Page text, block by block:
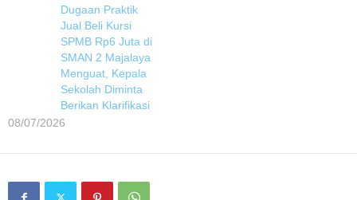
Dugaan Praktik
Jual Beli Kursi
SPMB Rp6 Juta di
SMAN 2 Majalaya
Menguat, Kepala
Sekolah Diminta
Berikan Klarifikasi
08/07/2026